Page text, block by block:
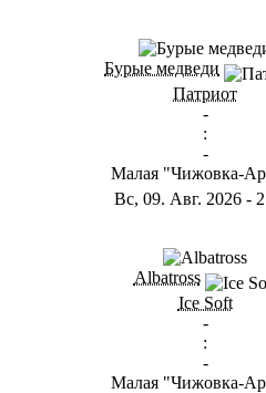
Бурые медведи
Патриот
-
:
-
Малая "Чижовка-
Вс, 09. Авг. 2026 -
Albatross
Ice Soft
-
:
-
Малая "Чижовка-